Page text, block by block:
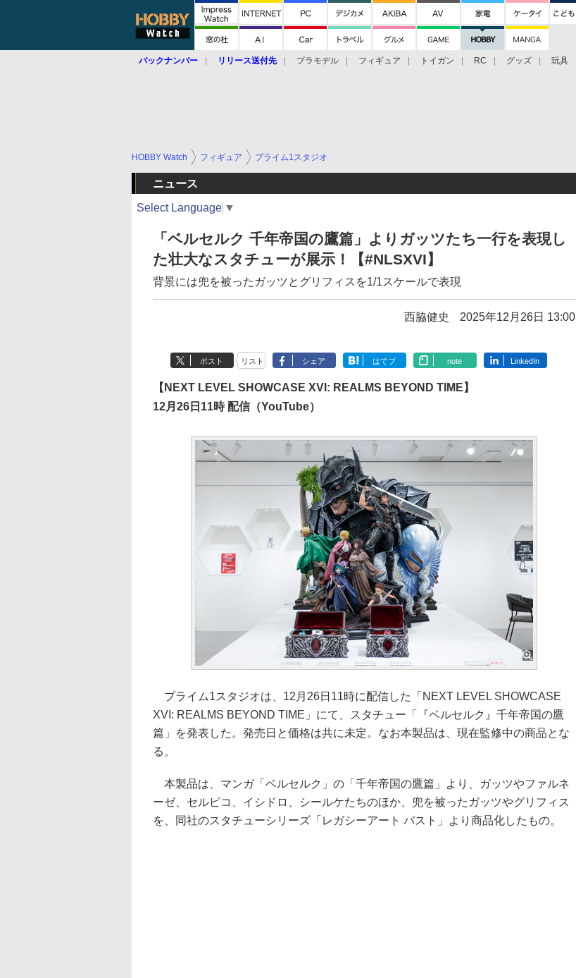
バックナンバー リリース送付先 プラモデル フィギュア トイガン RC グッズ 玩具
HOBBY Watch フィギュア プライム1スタジオ
ニュース
Select Language ▼
「ベルセルク 千年帝国の鷹篇」よりガッツたち一行を表現し
た壮大なスタチューが展示！【#NLSXVI】
背景には兜を被ったガッツとグリフィスを1/1スケールで表現
西脇健史 2025年12月26日 13:00
ポスト リスト シェア はてブ note LinkedIn
【NEXT LEVEL SHOWCASE XVI: REALMS BEYOND TIME】
12月26日11時 配信（YouTube）
プライム1スタジオは、12月26日11時に配信した「NEXT LEVEL SHOWCASE
XVI: REALMS BEYOND TIME」にて、スタチュー「『ベルセルク』千年帝国の鷹
篇」を発表した。発売日と価格は共に未定。なお本製品は、現在監修中の商品とな
る。
本製品は、マンガ「ベルセルク」の「千年帝国の鷹篇」より、ガッツやファルネ
ーゼ、セルピコ、イシドロ、シールケたちのほか、兜を被ったガッツやグリフィス
を、同社のスタチューシリーズ「レガシーアート バスト」より商品化したもの。